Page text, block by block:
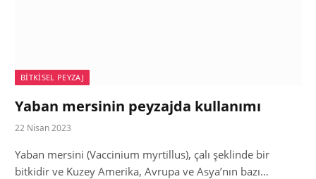
BITKISEL PEYZAJ
Yaban mersinin peyzajda kullanımı
22 Nisan 2023
Yaban mersini (Vaccinium myrtillus), çalı şeklinde bir
bitkidir ve Kuzey Amerika, Avrupa ve Asya’nın bazı…